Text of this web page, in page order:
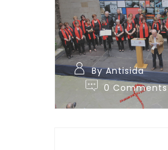
By Antisida
0 Comments